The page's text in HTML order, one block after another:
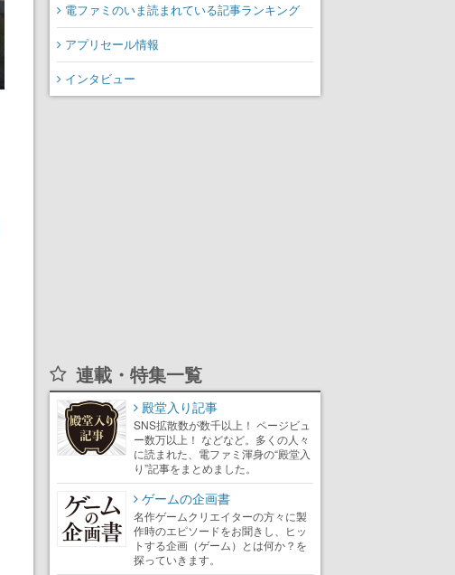
電ファミのいま読まれている記事ランキング
アプリセール情報
インタビュー
連載・特集一覧
殿堂入り記事
SNS拡散数が数千以上！ ページビュ
ー数万以上！ などなど。多くの人々
に読まれた、電ファミ渾身の“殿堂入
り”記事をまとめました。
ゲームの企画書
名作ゲームクリエイターの方々に製
作時のエピソードをお聞きし、ヒッ
トする企画（ゲーム）とは何か？を
探っていきます。